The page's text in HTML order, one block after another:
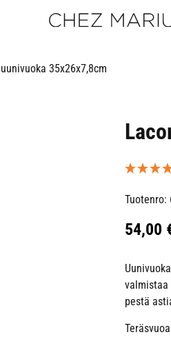
35x26x7,8cm
Tuotenro:
54,00
valmistaa
pestä